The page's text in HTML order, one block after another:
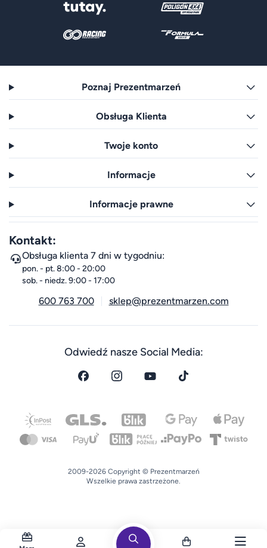
Poznaj Prezentmarzeń
Obsługa Klienta
Twoje konto
Informacje
Informacje prawne
Kontakt:
Obsługa klienta 7 dni w tygodniu:
pon. - pt. 8:00 - 20:00
sob. - niedz. 9:00 - 17:00
600 763 700 sklep@prezentmarzen.com
Odwiedź nasze Social Media:
2009-2026 Copyright © Prezentmarzeń
Wszelkie prawa zastrzeżone.